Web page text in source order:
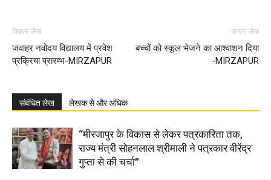
पिछला लेख
जवाहर नवोदय विद्यालय में प्रवेश
प्रक्रिया प्रारम्भ-MIRZAPUR
अगला लेख
बच्चों को स्कूल भेजने का आश्वाशन दिया
-MIRZAPUR
संबंधित लेख लेखक से और अधिक
“मीरजापुर के विकास से लेकर पत्रकारिता तक,
राज्य मंत्री सोहनलाल श्रीमाली ने पत्रकार वीरेंद्र
गुप्ता से की चर्चा”